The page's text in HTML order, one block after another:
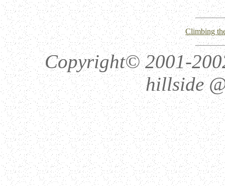
Climbing
Copyright© 2001-
hillside